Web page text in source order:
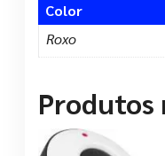
Color
Roxo
Produtos